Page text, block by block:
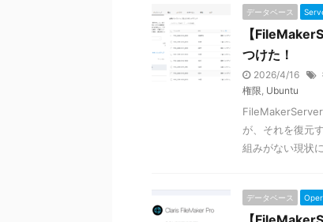
データベース
【
つけた！
2026/4/16
権限, Ubuntu
が、それを復元
組みがない現状
データベース